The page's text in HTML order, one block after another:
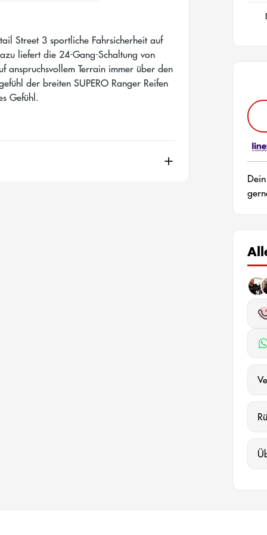
Street 3 sportliche Fahrsicherheit auf
liefert die 24-Gang-Schaltung von
Terrain immer über den
der breiten SUPERO Ranger Reifen
Gefühl.